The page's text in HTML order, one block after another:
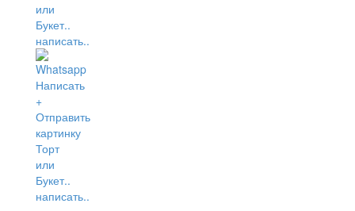
написать..
написать..